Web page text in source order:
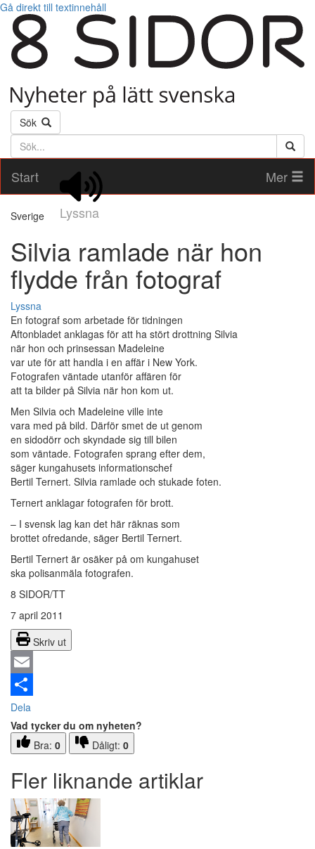
Gå direkt till textinnehåll
Sök
Söktext
Start
Lyssna
Mer
Sverige
Silvia ramlade när hon
flydde från fotograf
Lyssna
En fotograf som arbetade för tidningen
Aftonbladet anklagas för att ha stört drottning Silvia
när hon och prinsessan Madeleine
var ute för att handla i en affär i New York.
Fotografen väntade utanför affären för
att ta bilder på Silvia när hon kom ut.
Men Silvia och Madeleine ville inte
vara med på bild. Därför smet de ut genom
en sidodörr och skyndade sig till bilen
som väntade. Fotografen sprang efter dem,
säger kungahusets informationschef
Bertil Ternert. Silvia ramlade och stukade foten.
Ternert anklagar fotografen för brott.
– I svensk lag kan det här räknas som
brottet ofredande, säger Bertil Ternert.
Bertil Ternert är osäker på om kungahuset
ska polisanmäla fotografen.
8 SIDOR/TT
7 april 2011
Skriv ut
Email
Dela
Vad tycker du om nyheten?
Bra: 0 Dåligt: 0
Fler liknande artiklar